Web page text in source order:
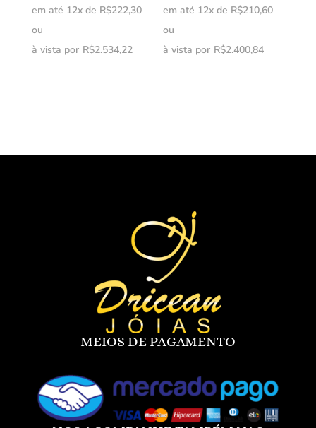
em até 12x de R$222,30
ou
à vista por R$2.534,22
em até 12x de R$210,60
ou
à vista por R$2.400,84
MEIOS DE PAGAMENTO